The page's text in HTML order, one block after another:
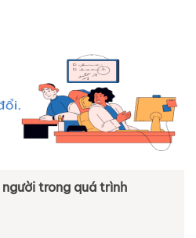
trong quá trình